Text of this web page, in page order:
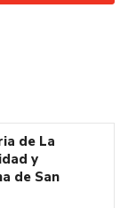
de La
y
de San